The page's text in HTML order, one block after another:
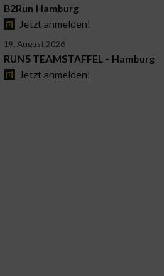
B2Run Hamburg
Jetzt anmelden!
19. August 2026
RUN5 TEAMSTAFFEL - Hamburg
Jetzt anmelden!